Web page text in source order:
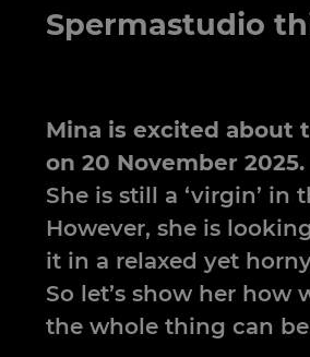
Spermastudio
Mina is excited about
on 20 November 2025.
She is still a ‘virgin’ in
However, she is
it in a relaxed yet
So let’s show her how
the whole thing can